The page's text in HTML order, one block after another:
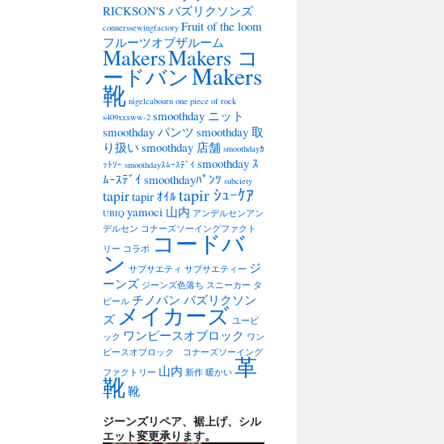
RICKSON'S バズリクソンズ
connerssewingfactory Fruit of the loom
フルーツオブザルーム
MakersMakers コ
ードバンMakers
靴 nigelcabourn one piece of rock
s409xxxww-2 smoothday ニット
smoothday パンツ smoothday 取
り扱い smoothday 店舗 smoothdayｶ
ｯﾄｿｰ smoothdayｽﾑｰｽﾃﾞｲ smoothday ｽ
ﾑｰｽﾃﾞｲ smoothdayﾊﾟﾝﾂ subciety
tapirtapir ｵｲﾙ tapir ｼｭｰｹｱ
UBIQ yamoci 山内 アンデルセンアン
デルセン コナーズソーイングファクト
リー コラボ コードバ
ン サブサエティ サブサエティー ジ
ーンズ ジーンズ色落ち スニーカー タ
ピール チノパン バズリクソン
ズ メイカーズ ユービ
ック ワンピースオブロック ワン
ピースオブロック コナーズソーイング
ファクトリー 山内 新作 暖かい 革
靴靴
ジーンズリペア、裾上げ、シル
エット変更承ります。